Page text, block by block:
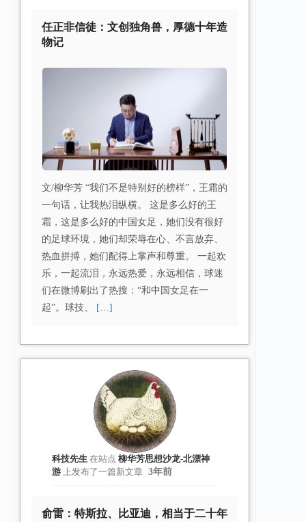
任正非信徒：文创独角兽，厚德十年造
物记
文/柳华芳 “我们不是特别好的榜样”，王霜的
一句话，让我热泪纵横。 这是多么好的王
霜，这是多么好的中国女足，她们没有很好
的足球环境，她们却荣辱在心、不言放弃、
热血拼搏，她们配得上掌声和尊重。 一起欢
乐，一起流泪，永远热爱，永远相信，球迷
们在微博刷出了热搜：“和中国女足在一
起”。球技、
[…]
科技先生 在站点柳华芳思想沙龙-北漂神
游 上发布了一篇新文章 3年前
俞雷：特斯拉、比亚迪，相当于二十年